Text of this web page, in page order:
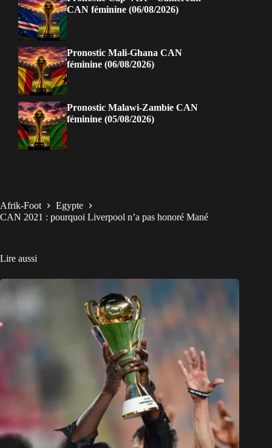
CAN féminine (06/08/2026)
Pronostic Mali-Ghana CAN
féminine (06/08/2026)
Pronostic Malawi-Zambie CAN
féminine (05/08/2026)
Afrik-Foot
Egypte
CAN 2021 : pourquoi Liverpool n’a pas honoré Mané
Lire aussi